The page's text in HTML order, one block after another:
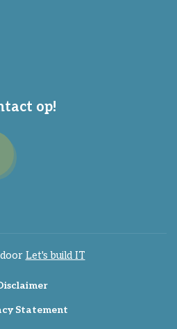
op!
Let's build IT
Statement